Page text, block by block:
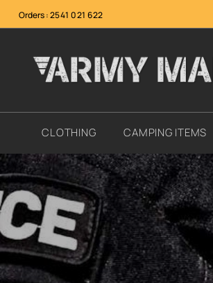
Orders :2541 021 622
CLOTHING CAMPING ITEMS